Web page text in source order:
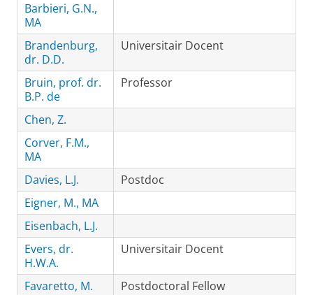
Barbieri, G.N.,
MA
Brandenburg,
dr. D.D.
Universitair Docent
Bruin, prof. dr.
B.P. de
Professor
Chen, Z.
Corver, F.M.,
MA
Davies, L.J.
Postdoc
Eigner, M., MA
Eisenbach, L.J.
Evers, dr.
H.W.A.
Universitair Docent
Favaretto, M.
Postdoctoral Fellow